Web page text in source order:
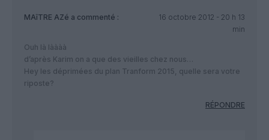
MAîTRE AZé a commenté :
16 octobre 2012 - 20 h 13
min
Ouh là làààà
d’après Karim on a que des vieilles chez nous…
Hey les déprimées du plan Tranform 2015, quelle sera votre
riposte?
RÉPONDRE